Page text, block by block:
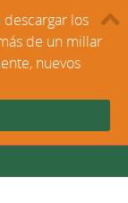
los
de un millar
nuevos